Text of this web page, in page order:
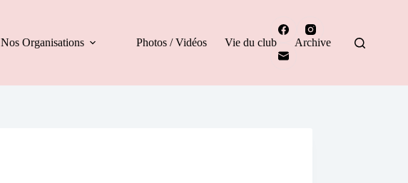
Nos Organisations Photos / Vidéos Vie du club Archive